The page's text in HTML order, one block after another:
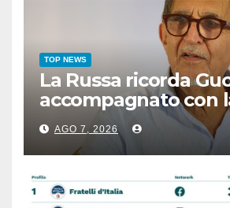
TOP NEWS
La Russa ricorda
accompagnato con
musica intere
AGO 7, 2026